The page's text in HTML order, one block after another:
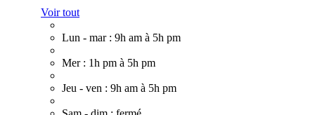
Voir tout
Lun - mar : 9h am à 5h pm
Mer : 1h pm à 5h pm
Jeu - ven : 9h am à 5h pm